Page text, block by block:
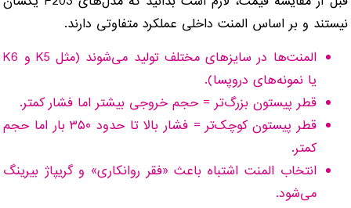
نیستند و بر اساس المنت داخلی عملکرد متفاوتی دارند.
المنت‌ها در سایزهای مختلف تولید می‌شوند (مثل K5 و K6
یا نمونه‌های دروپسا).
قطر پیستون بزرگ‌تر = حجم خروجی بیشتر اما فشار کمتر.
قطر پیستون کوچک‌تر = فشار بالا تا حدود ۳۵۰ بار اما حجم
کمتر.
انتخاب المنت اشتباه باعث «فقر روانکاری» و گریپاژ بیرینگ
می‌شود.